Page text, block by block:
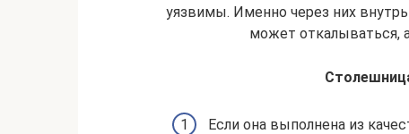
уязвимы. Именно через них
может откалываться,
Если она выполнена из